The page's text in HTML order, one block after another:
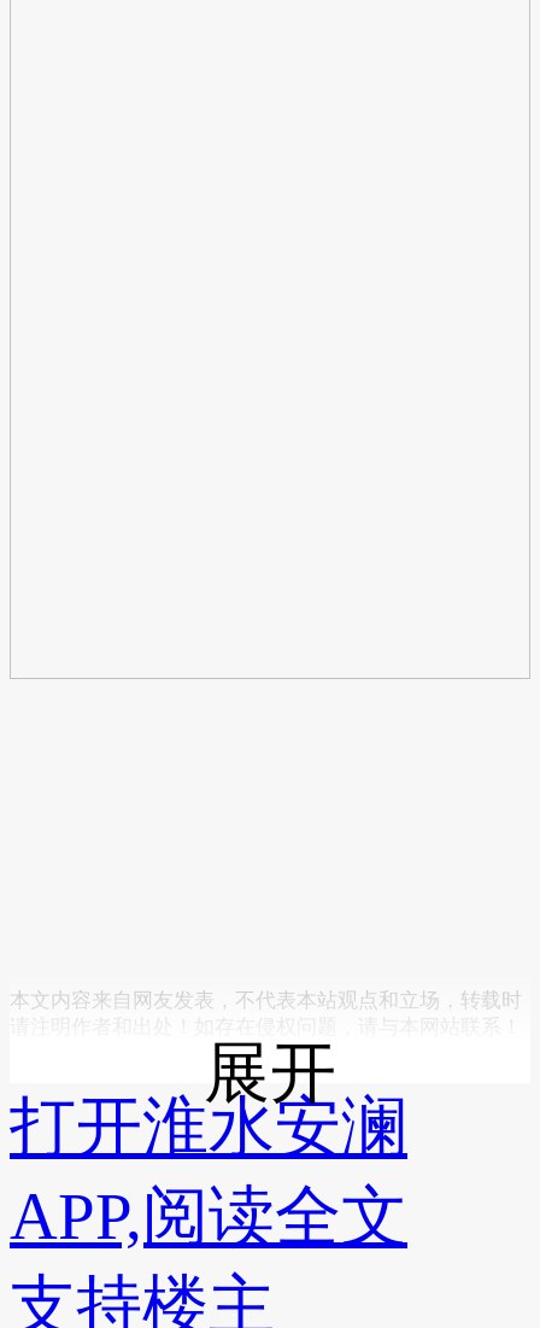
本文内容来自网友发表，不代表本站观点和立场，转载时
请注明作者和出处！如存在侵权问题，请与本网站联系！
展开
打开淮水安澜
APP,阅读全文
支持楼主